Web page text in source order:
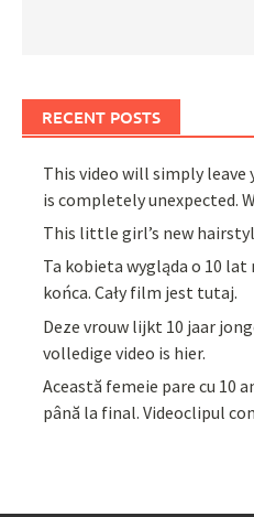
RECENT POSTS
This video will simply
is completely unexpected.
This little girl’s new
Ta kobieta wygląda o 10
końca. Cały film jest tutaj.
Deze vrouw lijkt 10 jaar
volledige video is hier.
Această femeie pare cu 10
până la final. Videoclipul